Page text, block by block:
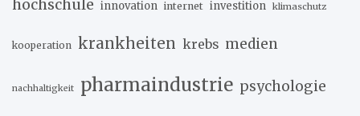
hochschule innovation internet investition klimaschutz
kooperation krankheiten krebs medien
nachhaltigkeit pharmaindustrie psychologie